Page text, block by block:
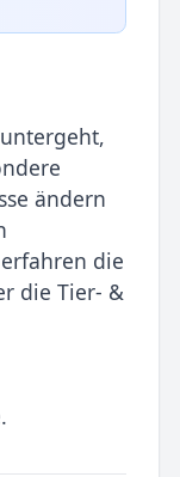
ändern
die
die Tier- &